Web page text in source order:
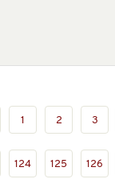
1 2 3
124 125 126